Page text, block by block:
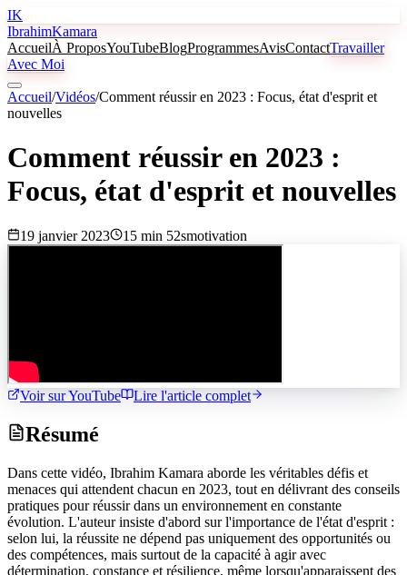
IK
IbrahimKamara
AccueilÀ ProposYouTubeBlogProgrammesAvisContactTravailler
Avec Moi
Accueil/Vidéos/Comment réussir en 2023 : Focus, état d'esprit et
nouvelles
Comment réussir en 2023 :
Focus, état d'esprit et nouvelles
19 janvier 2023 15 min 52smotivation
Voir sur YouTube Lire l'article complet
Résumé
Dans cette vidéo, Ibrahim Kamara aborde les véritables défis et
menaces qui attendent chacun en 2023, tout en délivrant des conseils
pratiques pour réussir dans un environnement en constante
évolution. L'auteur insiste d'abord sur l'importance de l'état d'esprit :
selon lui, la réussite ne dépend pas uniquement des opportunités ou
des compétences, mais surtout de la capacité à agir avec
détermination, constance et résilience, même lorsqu'apparaissent des